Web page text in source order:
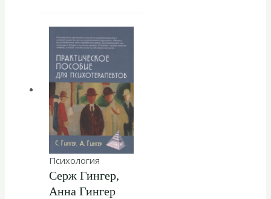
Психология
Серж Гингер,
Анна Гингер